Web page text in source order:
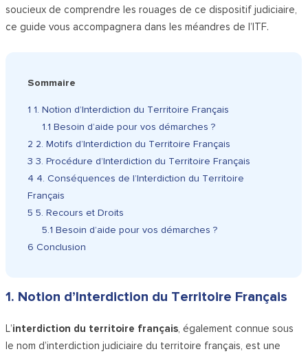
soucieux de comprendre les rouages de ce dispositif judiciaire,
ce guide vous accompagnera dans les méandres de l’ITF.
Sommaire
1 1. Notion d’Interdiction du Territoire Français
1.1 Besoin d’aide pour vos démarches ?
2 2. Motifs d’Interdiction du Territoire Français
3 3. Procédure d’Interdiction du Territoire Français
4 4. Conséquences de l’Interdiction du Territoire
Français
5 5. Recours et Droits
5.1 Besoin d’aide pour vos démarches ?
6 Conclusion
1. Notion d’Interdiction du Territoire Français
L’interdiction du territoire français, également connue sous
le nom d’interdiction judiciaire du territoire français, est une